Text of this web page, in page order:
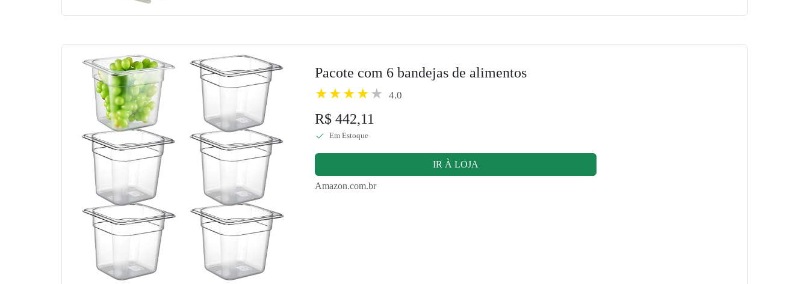
Pacote com 6 bandejas de alimentos
4.0
R$ 442,11
Em Estoque
IR À LOJA
Amazon.com.br